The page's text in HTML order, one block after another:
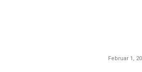
Februar 1,